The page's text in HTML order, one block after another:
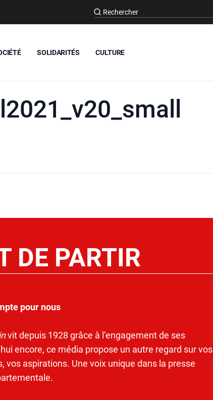
SOLIDARITÉS CULTURE
DE PARTIR
pour nous
vit depuis 1928 grâce à l’engagement de ses
encore, ce média propose un autre regard sur vos
vos aspirations. Une voix unique dans la presse